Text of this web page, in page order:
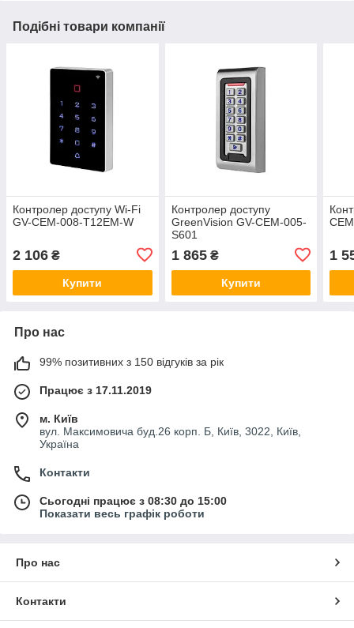
Подібні товари компанії
Контролер доступу Wi-Fi
GV-CEM-008-T12EM-W
2 106 ₴
Купити
Контролер доступу
GreenVision GV-CEM-005-
S601
1 865₴
Купити
1
Про нас
99% позитивних з 150 відгуків за рік
Працює з 17.11.2019
м. Київ
вул. Максимовича буд.26 корп. Б, Київ, 3022, Київ,
Україна
Контакти
Сьогодні працює з 08:30 до 15:00
Показати весь графік роботи
Про нас
Контакти